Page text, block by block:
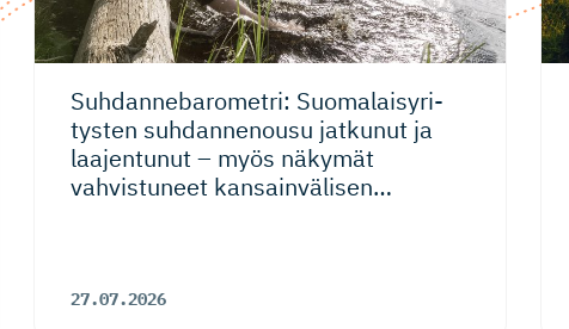
Suhdanneba­ro­metri: Suomalaisy­ri­
tysten suhdannenousu jatkunut ja
laajentunut – myös näkymät
vahvistuneet kansainvälisen
27.07.2026